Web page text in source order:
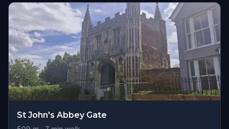
St John's Abbey Gate